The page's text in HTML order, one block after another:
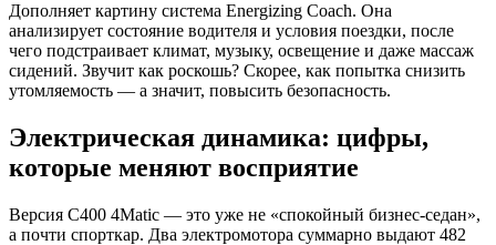
Дополняет картину система Energizing Coach. Она
анализирует состояние водителя и условия поездки, после
чего подстраивает климат, музыку, освещение и даже массаж
сидений. Звучит как роскошь? Скорее, как попытка снизить
утомляемость — а значит, повысить безопасность.
Электрическая динамика: цифры,
которые меняют восприятие
Версия C400 4Matic — это уже не «спокойный бизнес-седан»,
а почти спорткар. Два электромотора суммарно выдают 482